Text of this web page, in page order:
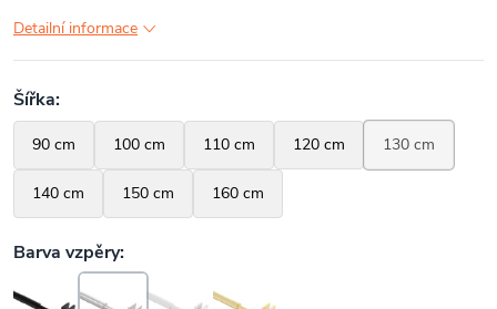
Detailní informace